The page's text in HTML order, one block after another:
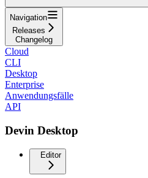
Navigation
Releases
Changelog
Cloud
CLI
Desktop
Enterprise
Anwendungsfälle
API
Devin Desktop
Editor